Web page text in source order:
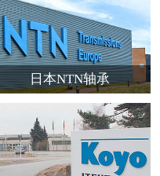
日本NTN轴承